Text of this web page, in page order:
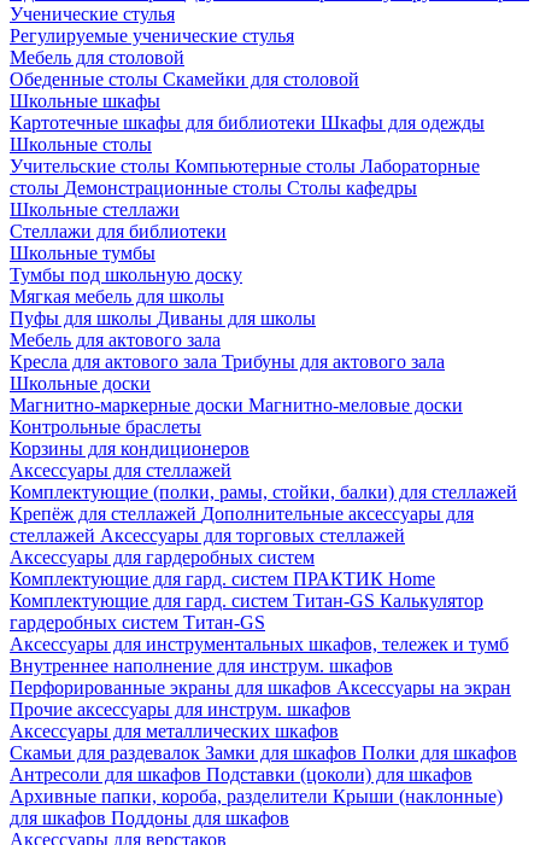
Ученические стулья
Регулируемые ученические стулья
Мебель для столовой
Обеденные столы Скамейки для столовой
Школьные шкафы
Картотечные шкафы для библиотеки Шкафы для одежды
Школьные столы
Учительские столы Компьютерные столы Лабораторные
столы Демонстрационные столы Столы кафедры
Школьные стеллажи
Стеллажи для библиотеки
Школьные тумбы
Тумбы под школьную доску
Мягкая мебель для школы
Пуфы для школы Диваны для школы
Мебель для актового зала
Кресла для актового зала Трибуны для актового зала
Школьные доски
Магнитно-маркерные доски Магнитно-меловые доски
Контрольные браслеты
Корзины для кондиционеров
Аксессуары для стеллажей
Комплектующие (полки, рамы, стойки, балки) для стеллажей
Крепёж для стеллажей Дополнительные аксессуары для
стеллажей Аксессуары для торговых стеллажей
Аксессуары для гардеробных систем
Комплектующие для гард. систем ПРАКТИК Home
Комплектующие для гард. систем Титан-GS Калькулятор
гардеробных систем Титан-GS
Аксессуары для инструментальных шкафов, тележек и тумб
Внутреннее наполнение для инструм. шкафов
Перфорированные экраны для шкафов Аксессуары на экран
Прочие аксессуары для инструм. шкафов
Аксессуары для металлических шкафов
Скамьи для раздевалок Замки для шкафов Полки для шкафов
Антресоли для шкафов Подставки (цоколи) для шкафов
Архивные папки, короба, разделители Крыши (наклонные)
для шкафов Поддоны для шкафов
Аксессуары для верстаков